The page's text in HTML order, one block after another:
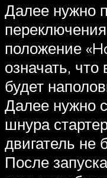
Далее нужно
положение
означать,
будет
Далее нужно
шнура
двигатель не
После